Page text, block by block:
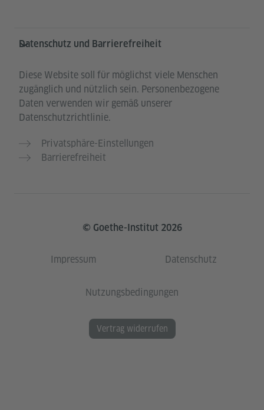
Datenschutz und Barrierefreiheit
Diese Website soll für möglichst viele Menschen
zugänglich und nützlich sein. Personenbezogene
Daten verwenden wir gemäß unserer
Datenschutzrichtlinie.
Privatsphäre-Einstellungen
Barrierefreiheit
© Goethe-Institut 2026
Impressum Datenschutz
Nutzungsbedingungen
Vertrag widerrufen